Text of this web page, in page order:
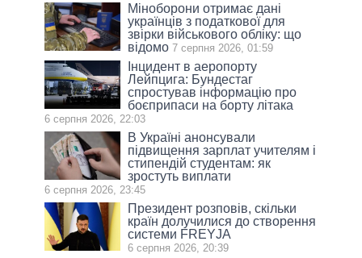
Міноборони отримає дані
українців з податкової для
звірки військового обліку: що
відомо 7 серпня 2026, 01:59
Інцидент в аеропорту
Лейпцига: Бундестаг
спростував інформацію про
боєприпаси на борту літака
6 серпня 2026, 22:03
В Україні анонсували
підвищення зарплат учителям і
стипендій студентам: як
зростуть виплати
6 серпня 2026, 23:45
Президент розповів, скільки
країн долучилися до створення
системи FREYJA
6 серпня 2026, 20:39